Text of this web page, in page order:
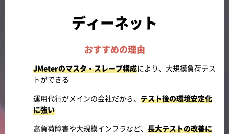
ディーネット
おすすめの理由
JMeterのマスタ・スレーブ構成により、大規模負荷テス
トができる
運用代行がメインの会社だから、 テスト後の環境安定化
に強い
高負荷障害や大規模インフラなど、 長大テストの改善に